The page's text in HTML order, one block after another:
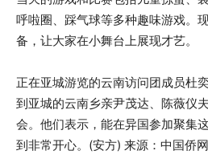
呼啦圈、踩气球等多种趣味游戏。
备，让大家在小舞台上展现才艺。
正在亚城游览的云南访问团成员杜
到亚城的云南乡亲尹茂达、陈薇仪
会。他们表示，能在异国参加聚集
到非常开心。(安方) 来源：中国侨